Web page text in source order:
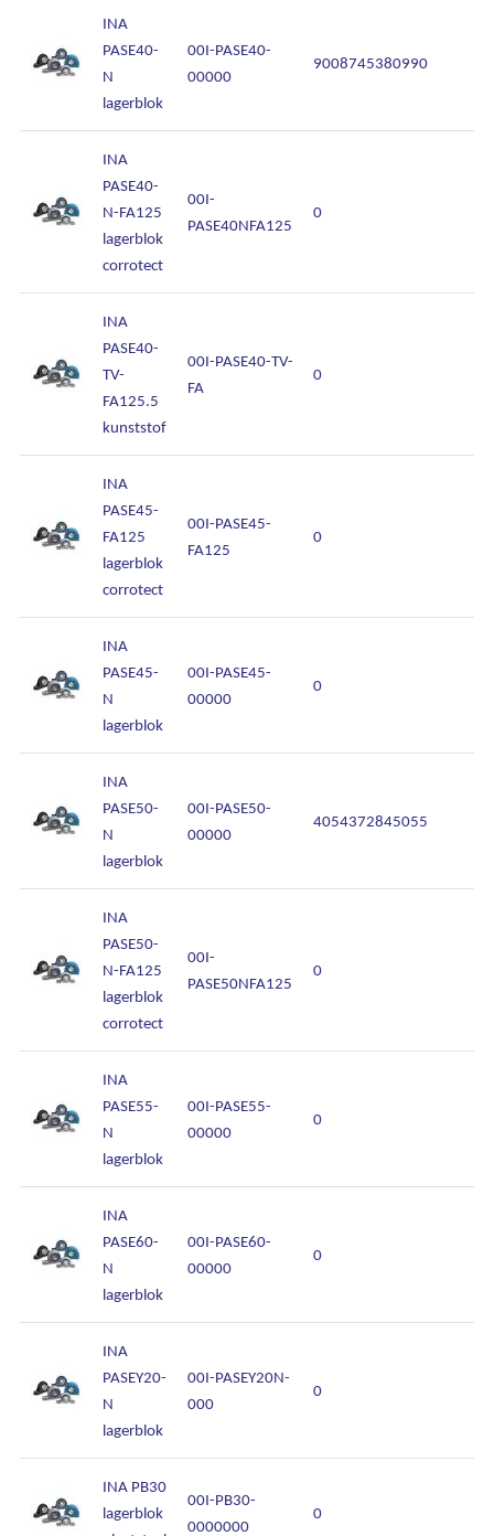
Onze merken
INA
PASE40-
N
lagerblok
00I-PASE40-
00000
9008745380990
INA
PASE40-
N-FA125
lagerblok
corrotect
00I-
PASE40NFA125
0
INA
PASE40-
TV-
FA125.5
kunststof
00I-PASE40-TV-
FA
0
INA
PASE45-
FA125
lagerblok
corrotect
00I-PASE45-
FA125
0
INA
PASE45-
N
lagerblok
00I-PASE45-
00000
0
INA
PASE50-
N
lagerblok
00I-PASE50-
00000
4054372845055
INA
PASE50-
N-FA125
lagerblok
corrotect
00I-
PASE50NFA125
0
INA
PASE55-
N
lagerblok
00I-PASE55-
00000
0
INA
PASE60-
N
lagerblok
00I-PASE60-
00000
0
INA
PASEY20-
N
lagerblok
00I-PASEY20N-
000
0
INA PB30
lagerblok
00I-PB30-
0000000
0